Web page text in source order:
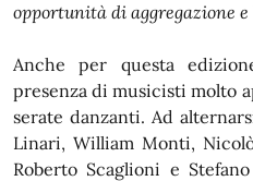
opportunità di aggregazione
Anche per questa
presenza di musicisti molto
serate danzanti. Ad
Linari, William Monti,
Roberto Scaglioni e